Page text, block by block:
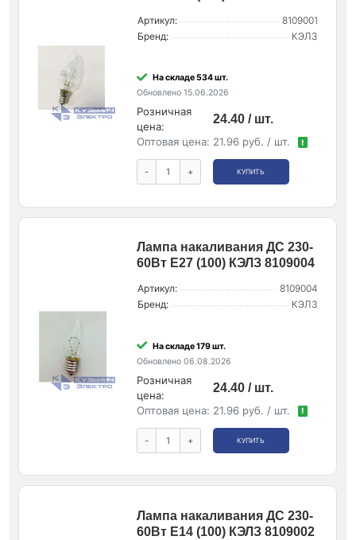
Артикул:
8109001
Бренд:
КЭЛЗ
На складе 534 шт.
Обновлено 15.06.2026
Розничная
цена:
24.40 / шт.
Оптовая цена: 21.96 руб. / шт. !
- + КУПИТЬ
Лампа накаливания ДС 230-
60Вт E27 (100) КЭЛЗ 8109004
Артикул:
8109004
Бренд:
КЭЛЗ
На складе 179 шт.
Обновлено 06.08.2026
Розничная
цена:
24.40 / шт.
Оптовая цена: 21.96 руб. / шт. !
- + КУПИТЬ
Лампа накаливания ДС 230-
60Вт E14 (100) КЭЛЗ 8109002